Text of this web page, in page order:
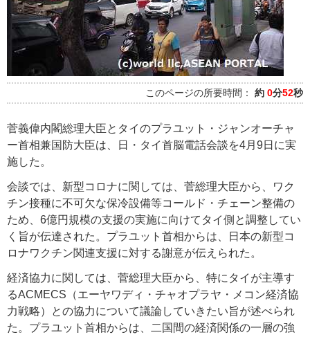
このページの所要時間： 約 0分52秒
菅義偉内閣総理大臣とタイのプラユット・ジャンオーチャ
ー首相兼国防大臣は、日・タイ首脳電話会談を4月9日に実
施した。
会談では、新型コロナに関しては、菅総理大臣から、ワク
チン接種に不可欠な保冷設備等コールド・チェーン整備の
ため、6億円規模の支援の実施に向けてタイ側と調整してい
く旨が伝達された。プラユット首相からは、日本の新型コ
ロナワクチン関連支援に対する謝意が伝えられた。
経済協力に関しては、菅総理大臣から、特にタイが主導す
るACMECS（エーヤワディ・チャオプラヤ・メコン経済協
力戦略）との協力について議論していきたい旨が述べられ
た。プラユット首相からは、二国間の経済関係の一層の強